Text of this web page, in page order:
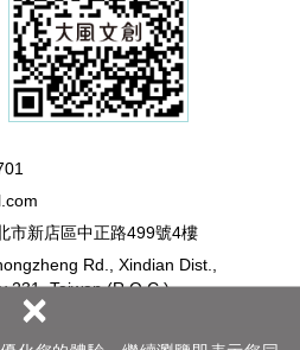
×
市新店區中正路499號4樓
Rd., Xindian Dist.,
231, Taiwan (R.O.C.)
司 All Rights Reserved. 隱私權保護政